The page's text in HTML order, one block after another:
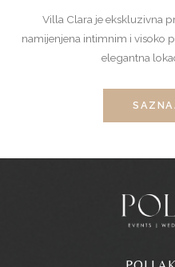
Villa Clara je ekskluzivna
namijenjena intimnim i visoko
elegantna